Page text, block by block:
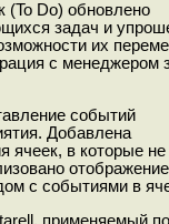
(To Do) обновлено
задач и
их
с менеджером
событий
Добавлена
ячеек, в которые не
отображение
с событиями в
применяемый по